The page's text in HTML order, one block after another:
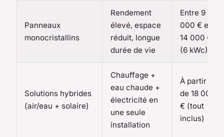
Panneaux
monocristallins
Rendement
élevé, espace
réduit, longue
durée de vie
Entre 9
000 € et
14 000 €
(6 kWc)
Solutions hybrides
(air/eau + solaire)
Chauffage +
eau chaude +
électricité en
une seule
installation
À partir
de 18 000
€ (tout
inclus)